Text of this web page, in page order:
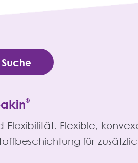
®
Flexible,
für